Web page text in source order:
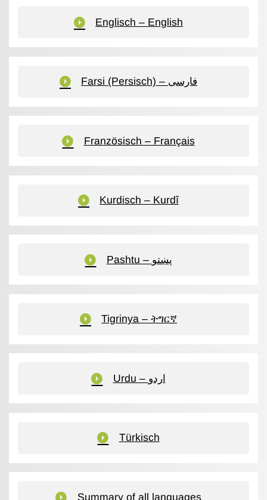
Englisch – English
Farsi (Persisch) – فارسی
Französisch – Français
Kurdisch – Kurdî
Pashtu – پښتو
Tigrinya – ትግርኛ
Urdu – اردو
Türkisch
Summary of all languages